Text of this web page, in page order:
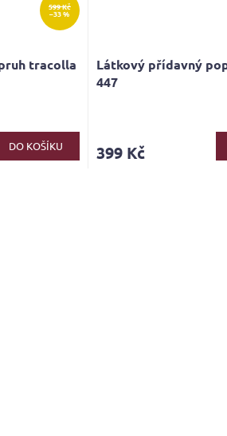
599 Kč
–33 %
tracolla
DO KOŠÍKU
Látkový přídavný
447
399 Kč